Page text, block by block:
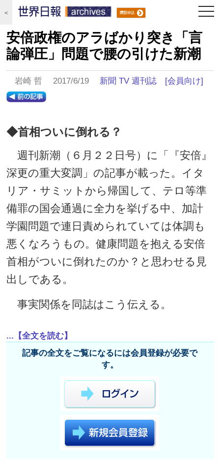
＜
安倍政権のアラばかり突き「言
論弾圧」問題で腰の引けた新潮
岩崎 哲 2017/6/19 新聞 TV 週刊誌 [会員向け]
◆首相ついに倒れる？
週刊新潮（６月２２日号）に「『安倍』
深更の重大変調」の記事が載った。イタ
リア・サミットから帰国して、テロ等準
備罪の国会通過に全力を挙げる中、加計
学園問題で連日責められていては体調も
悪くなろうもの。健康問題を抱える安倍
首相がついに倒れたのか？と思わせる見
出しである。
事実関係を同誌はこう伝える。
...【全文を読む】
記事の全文をご覧になるには会員登録が必要で
す。